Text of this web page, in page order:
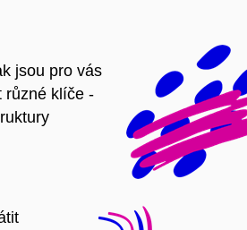
jsou pro vás
různé klíče -